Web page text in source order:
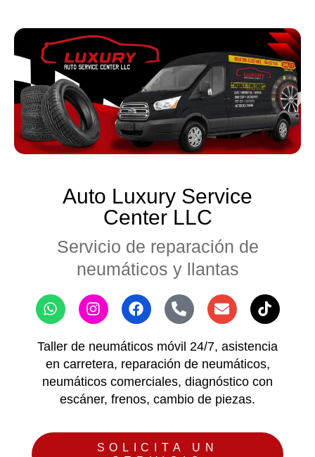
Auto Luxury Service
Center LLC
Servicio de reparación de
neumáticos y llantas
Taller de neumáticos móvil 24/7, asistencia
en carretera, reparación de neumáticos,
neumáticos comerciales, diagnóstico con
escáner, frenos, cambio de piezas.
SOLICITA UN